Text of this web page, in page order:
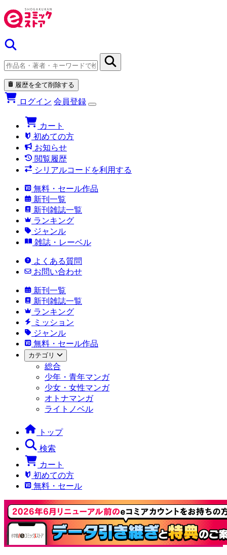
履歴を全て削除する
ログイン 会員登録
カート
初めての方
お知らせ
閲覧履歴
シリアルコードを利用する
無料・セール作品
新刊一覧
新刊雑誌一覧
ランキング
ジャンル
雑誌・レーベル
よくある質問
お問い合わせ
新刊一覧
新刊雑誌一覧
ランキング
ミッション
ジャンル
無料・セール作品
カテゴリ
総合
少年・青年マンガ
少女・女性マンガ
オトナマンガ
ライトノベル
トップ
検索
カート
初めての方
無料・セール